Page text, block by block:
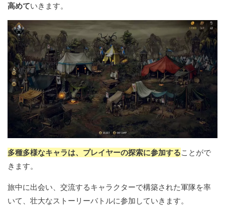
高めていきます。
多種多様なキャラは、プレイヤーの探索に参加することがで
きます。
旅中に出会い、交流するキャラクターで構築された軍隊を率
いて、壮大なストーリーバト​​ルに参加していきます。